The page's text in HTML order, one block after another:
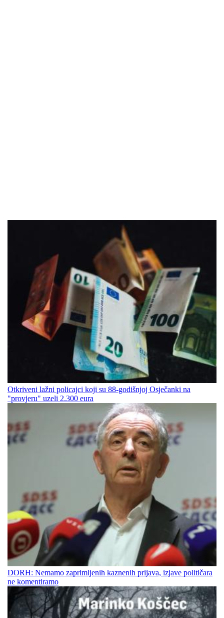
Otkriveni lažni policajci koji su 88-godišnjoj Osječanki na
"provjeru" uzeli 2.300 eura
DORH: Nemamo zaprimljenih kaznenih prijava, izjave političara
ne komentiramo